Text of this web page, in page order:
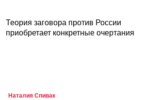
Теория заговора против России
приобретает конкретные очертания
Наталия Спивак